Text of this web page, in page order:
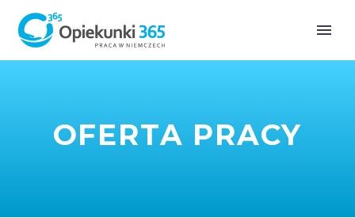
OFERTA PRACY